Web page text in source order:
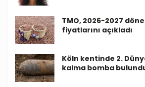
TMO, 2026-2027
fiyatlarını açıkladı
Köln kentinde 2.
kalma bomba